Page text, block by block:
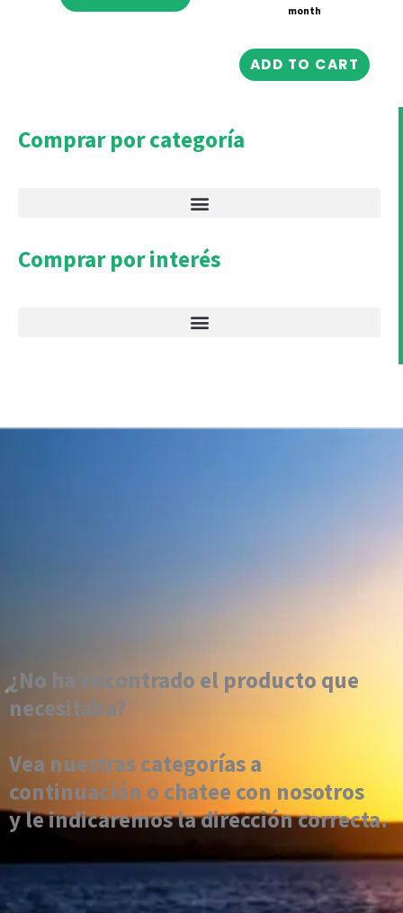
Comprar por categoría
Comprar por interés
month
ADD TO CART
¿No ha encontrado el producto que
necesitaba?
Vea nuestras categorías a
continuación o chatee con nosotros
y le indicaremos la dirección correcta.